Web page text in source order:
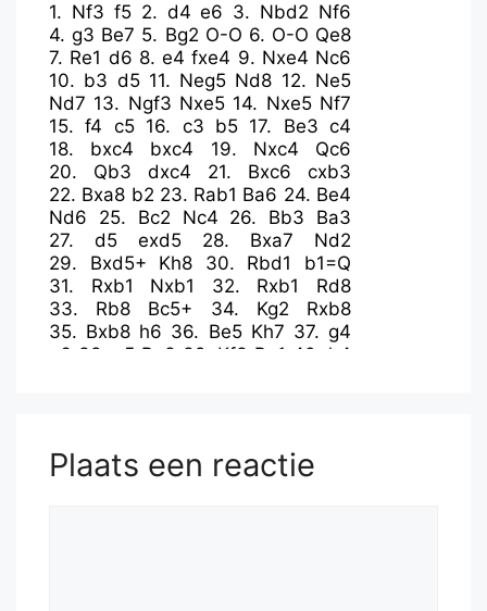
1. Nf3 f5 2. d4 e6 3. Nbd2 Nf6
4.g3 Be7 5. Bg2 O-O 6. O-O Qe8
7. Re1 d6 8. e4 fxe4 9. Nxe4 Nc6
10. b3 d5 11. Neg5 Nd8 12. Ne5
Nd7 13. Ngf3 Nxe5 14. Nxe5 Nf7
15.f4 c5 16. c3 b5 17. Be3 c4
18. bxc4 bxc4 19. Nxc4
Qc6
20. Qb3 dxc4 21. Bxc6
cxb3
22. Bxa8 b2 23. Rab1 Ba6 24. Be4
Nd6
25. Bc2 Nc4 26. Bb3
Ba3
27. d5 exd5 28. Bxa7
Nd2
29. Bxd5+ Kh8 30. Rbd1
b1=Q
31. Rxb1 Nxb1 32. Rxb1
Rd8
33. Rb8 Bc5+ 34. Kg2
Rxb8
35. Bxb8 h6 36. Be5 Kh7 37.g4
g6 38. g5 Be3 39. Kf3 Bg1 40. h4
51.Kd3 Bxa4 52. c7.....
Plaats een reactie